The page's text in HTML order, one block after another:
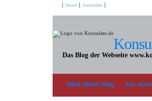
Das Blog der Webseite
Home Anmelden
über dieses blog zur